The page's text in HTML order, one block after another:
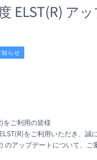
ELST(R) ア
知らせ
をご利用の皆様
をご利用いただき、誠
のアップデートについて、ご